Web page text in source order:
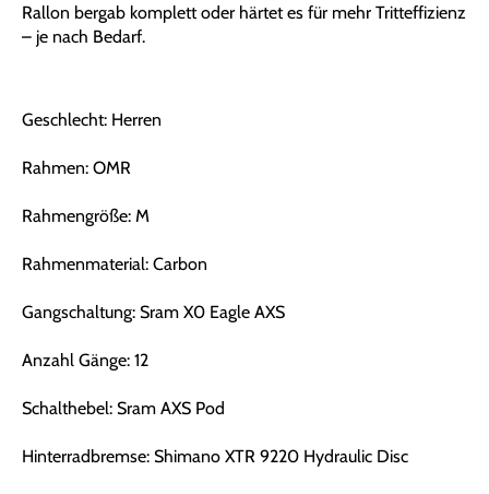
Rallon bergab komplett oder härtet es für mehr Tritteffizienz
– je nach Bedarf.
Geschlecht: Herren
Rahmen: OMR
Rahmengröße: M
Rahmenmaterial: Carbon
Gangschaltung: Sram X0 Eagle AXS
Anzahl Gänge: 12
Schalthebel: Sram AXS Pod
Hinterradbremse: Shimano XTR 9220 Hydraulic Disc